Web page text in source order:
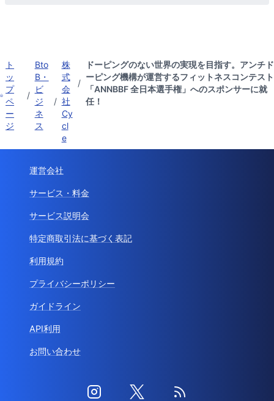
ト
ッ
プ
ペ
ー
ジ
/
Bto
B・
ビ
ジ
ネ
ス
/
株
式
会
社
Cy
cl
e
/
ドーピングのない世界の実現を目指す。アンチド
ーピング機構が運営するフィットネスコンテスト
「ANNBBF 全日本選手権」へのスポンサーに就
任！
運営会社
サービス・料金
サービス説明会
特定商取引法に基づく表記
利用規約
プライバシーポリシー
ガイドライン
API利用
お問い合わせ